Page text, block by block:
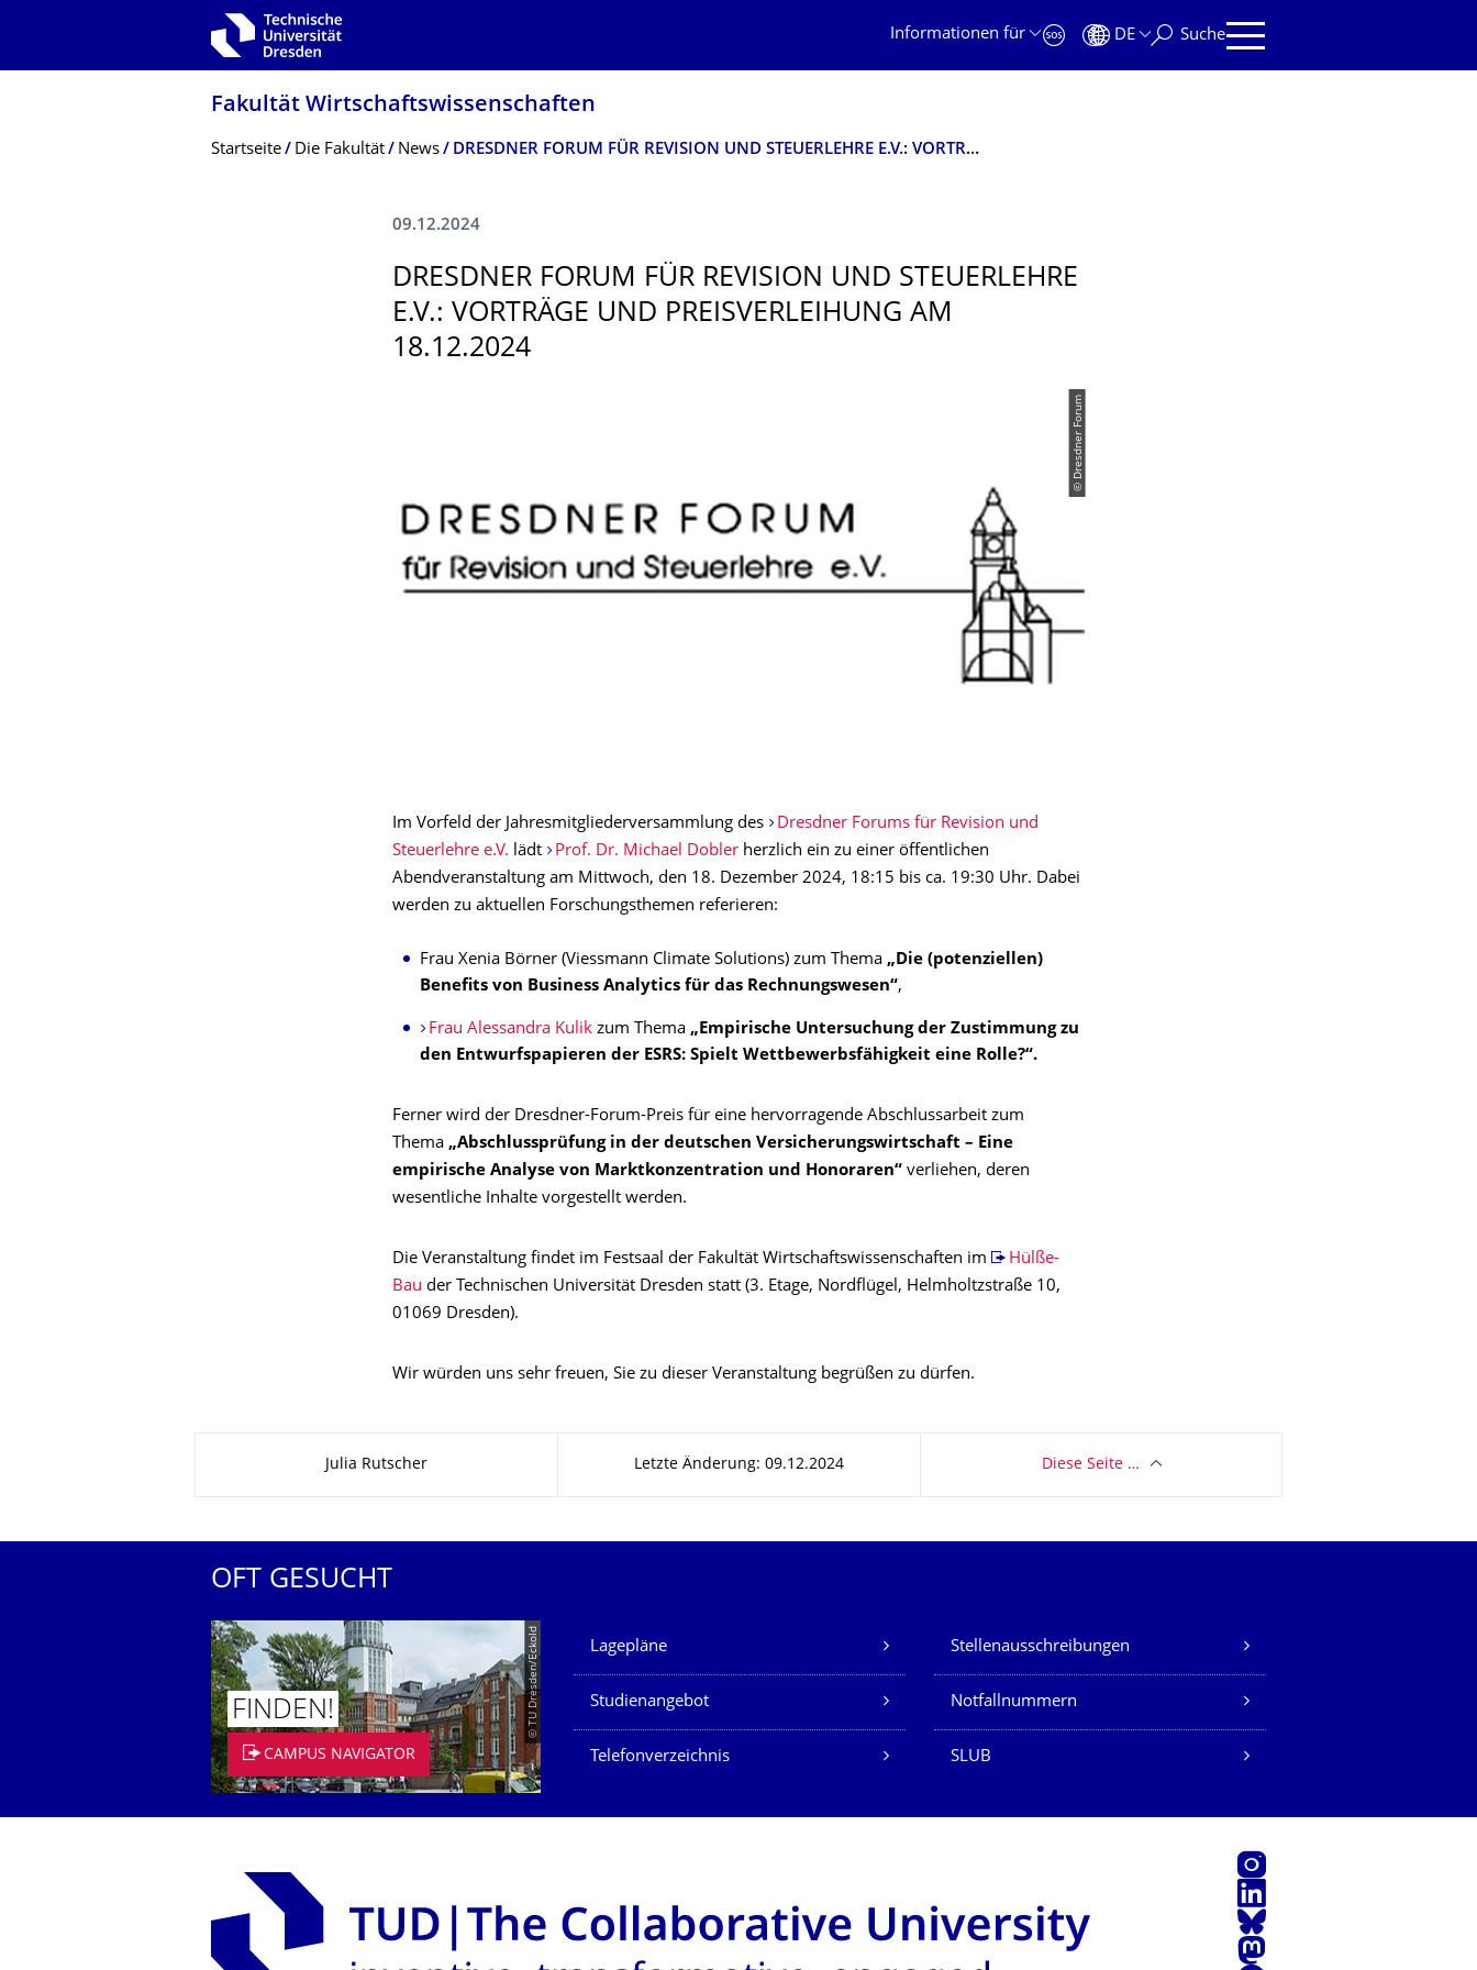
Zur Hauptnavigation springen
Informationen für
DE Suche
Fakultät Wirtschaftswissen­schaften
Breadcrumb-Menü
Startseite Die Fakultät News DRESDNER FORUM FÜR REVISION UND STEUERLEHRE E.V.: VORTRÄGE UND PREISVERLEIHUNG AM 18.12.2024
09.12.2024
DRESDNER FORUM FÜR REVISION UND STEUERLEHRE
E.V.: VORTRÄGE UND PREISVERLEIHUNG AM
18.12.2024
© Dresdner Forum
Im Vorfeld der Jahresmitgliederversammlung des
Dresdner Forums für Revision und
Steuerlehre e.V. lädt Prof. Dr. Michael Doblerherzlich ein zu einer öffentlichen
Abendveranstaltung am Mittwoch, den 18. Dezember 2024, 18:15 bis ca. 19:30 Uhr. Dabei
werden zu aktuellen Forschungsthemen referieren:
Frau Xenia Börner (Viessmann Climate Solutions) zum Thema „Die (potenziellen)
Benefits von Business Analytics für das Rechnungswesen“,
Frau Alessandra Kulikzum Thema „Empirische Untersuchung der Zustimmung zu
den Entwurfspapieren der ESRS: Spielt Wettbewerbsfähigkeit eine Rolle?“.
Ferner wird der Dresdner-Forum-Preis für eine hervorragende Abschlussarbeit zum
Thema „Abschlussprüfung in der deutschen Versicherungswirtschaft – Eine
empirische Analyse von Marktkonzentration und Honoraren“ verliehen, deren
wesentliche Inhalte vorgestellt werden.
Die Veranstaltung findet im Festsaal der Fakultät Wirtschaftswissenschaften im
Hülße-
Bau der Technischen Universität Dresden statt (3. Etage, Nordflügel, Helmholtzstraße 10,
01069 Dresden).
Wir würden uns sehr freuen, Sie zu dieser Veranstaltung begrüßen zu dürfen.
Julia Rutscher Letzte Änderung: 09.12.2024 Diese Seite …
OFT GESUCHT
© TU Dresden/Eckold
FINDEN!
CAMPUS NAVIGATOR
Unsere Dienste
Lagepläne Stellenausschreibungen
Studienangebot Notfallnummern
Telefonverzeichnis SLUB
Instagram
LinkedIn
Bluesky
Mastodon